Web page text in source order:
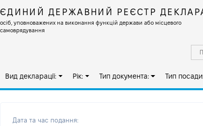
ЄДИНИЙ ДЕРЖАВНИЙ РЕЄСТР
осіб, уповноважених на виконання функцій держави або місцевого
самоврядування
Вид декларації: Рік: Тип документа: Тип
Дата та час подання: